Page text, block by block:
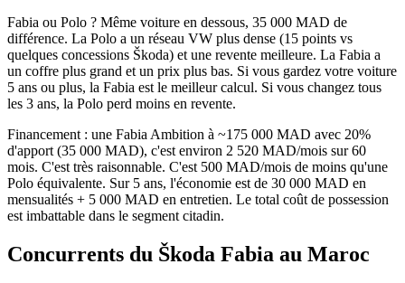
Fabia ou Polo ? Même voiture en dessous, 35 000 MAD de
différence. La Polo a un réseau VW plus dense (15 points vs
quelques concessions Škoda) et une revente meilleure. La Fabia a
un coffre plus grand et un prix plus bas. Si vous gardez votre voiture
5 ans ou plus, la Fabia est le meilleur calcul. Si vous changez tous
les 3 ans, la Polo perd moins en revente.
Financement : une Fabia Ambition à ~175 000 MAD avec 20%
d'apport (35 000 MAD), c'est environ 2 520 MAD/mois sur 60
mois. C'est très raisonnable. C'est 500 MAD/mois de moins qu'une
Polo équivalente. Sur 5 ans, l'économie est de 30 000 MAD en
mensualités + 5 000 MAD en entretien. Le total coût de possession
est imbattable dans le segment citadin.
Concurrents du Škoda Fabia au Maroc